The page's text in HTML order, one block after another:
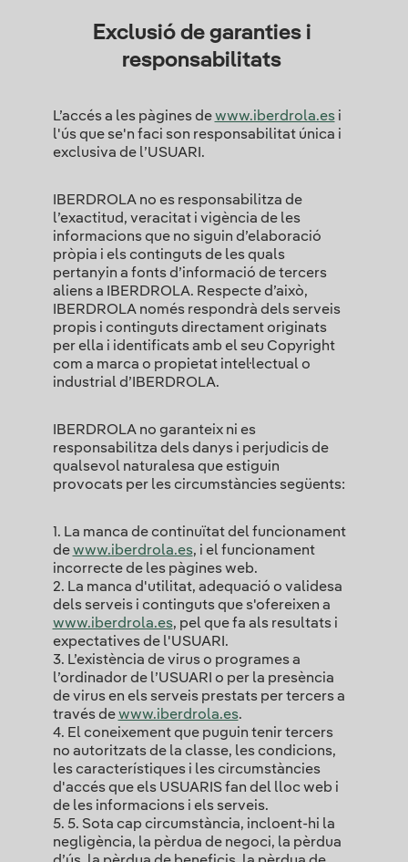
Exclusió de garanties i
responsabilitats
L’accés a les pàgines dewww.iberdrola.esi
l'ús que se'n faci son responsabilitat única i
exclusiva de l’USUARI.
IBERDROLA no es responsabilitza de
l’exactitud, veracitat i vigència de les
informacions que no siguin d’elaboració
pròpia i els continguts de les quals
pertanyin a fonts d’informació de tercers
aliens a IBERDROLA. Respecte d’això,
IBERDROLA només respondrà dels serveis
propis i continguts directament originats
per ella i identificats amb el seu Copyright
com a marca o propietat intel·lectual o
industrial d’IBERDROLA.
IBERDROLA no garanteix ni es
responsabilitza dels danys i perjudicis de
qualsevol naturalesa que estiguin
provocats per les circumstàncies següents:
1. La manca de continuïtat del funcionament
dewww.iberdrola.es, i el funcionament
incorrecte de les pàgines web.
2. La manca d'utilitat, adequació o validesa
dels serveis i continguts que s'ofereixen a
www.iberdrola.es, pel que fa als resultats i
expectatives de l'USUARI.
3. L’existència de virus o programes a
l’ordinador de l’USUARI o per la presència
de virus en els serveis prestats per tercers a
través dewww.iberdrola.es.
4. El coneixement que puguin tenir tercers
no autoritzats de la classe, les condicions,
les característiques i les circumstàncies
d'accés que els USUARIS fan del lloc web i
de les informacions i els serveis.
5. 5. Sota cap circumstància, incloent-hi la
negligència, la pèrdua de negoci, la pèrdua